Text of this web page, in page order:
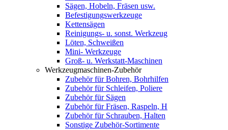
Sägen, Hobeln, Fräsen usw.
Befestigungswerkzeuge
Kettensägen
Reinigungs- u. sonst. Werkzeug
Löten, Schweißen
Mini- Werkzeuge
Groß- u. Werkstatt-Maschinen
Werkzeugmaschinen-Zubehör
Zubehör für Bohren, Bohrhilfen
Zubehör für Schleifen, Poliere
Zubehör für Sägen
Zubehör für Fräsen, Raspeln, H
Zubehör für Schrauben, Halten
Sonstige Zubehör-Sortimente